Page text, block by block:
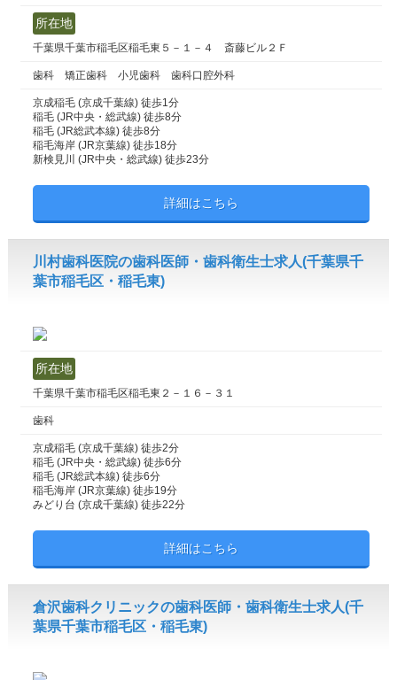
所在地
千葉県千葉市稲毛区稲毛東５－１－４ 斎藤ビル２Ｆ
歯科 矯正歯科 小児歯科 歯科口腔外科
京成稲毛 (京成千葉線) 徒歩1分
稲毛 (JR中央・総武線) 徒歩8分
稲毛 (JR総武本線) 徒歩8分
稲毛海岸 (JR京葉線) 徒歩18分
新検見川 (JR中央・総武線) 徒歩23分
詳細はこちら
川村歯科医院の歯科医師・歯科衛生士求人(千葉県千
葉市稲毛区・稲毛東)
所在地
千葉県千葉市稲毛区稲毛東２－１６－３１
歯科
京成稲毛 (京成千葉線) 徒歩2分
稲毛 (JR中央・総武線) 徒歩6分
稲毛 (JR総武本線) 徒歩6分
稲毛海岸 (JR京葉線) 徒歩19分
みどり台 (京成千葉線) 徒歩22分
詳細はこちら
倉沢歯科クリニックの歯科医師・歯科衛生士求人(千
葉県千葉市稲毛区・稲毛東)